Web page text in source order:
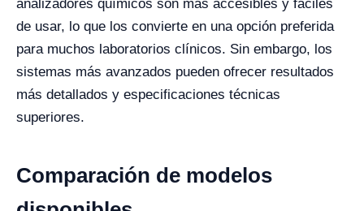
analizadores químicos son más accesibles y fáciles
de usar, lo que los convierte en una opción preferida
para muchos laboratorios clínicos. Sin embargo, los
sistemas más avanzados pueden ofrecer resultados
más detallados y especificaciones técnicas
superiores.
Comparación de modelos